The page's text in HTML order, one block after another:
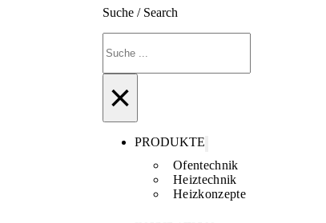
Suche / Search
×
PRODUKTE
Ofentechnik
Heiztechnik
Heizkonzepte